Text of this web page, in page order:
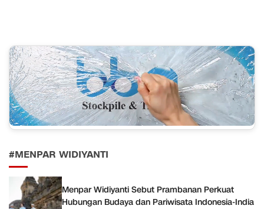
#MENPAR WIDIYANTI
Menpar Widiyanti Sebut Prambanan Perkuat
Hubungan Budaya dan Pariwisata Indonesia-India